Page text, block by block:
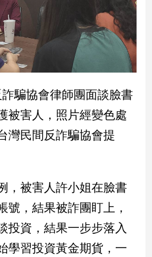
騙協會律師團面談臉書
被害人，照片經變色處
灣民間反詐騙協會提
，被害人許小姐在臉書
號，結果被詐團盯上，
投資，結果一步步落入
學習投資黃金期貨，一